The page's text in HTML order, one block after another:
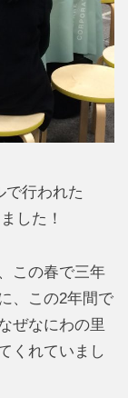
で行われた
した！
この春で三年
、この2年間で
ぜなにわの里
くれていまし